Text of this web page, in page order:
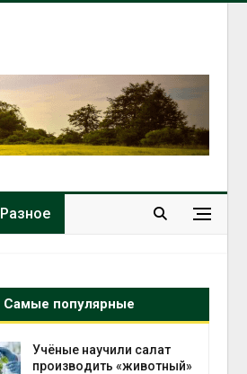
Разное
Самые популярные
Учёные научили салат
производить «животный»